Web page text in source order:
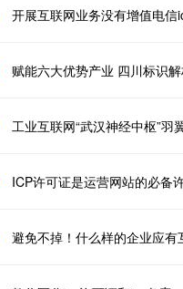
开展互联网业务没有增值电信
赋能六大优势产业 四川标识
工业互联网“武汉神经中枢”羽
ICP许可证是运营网站的必备
避免不掉！什么样的企业应